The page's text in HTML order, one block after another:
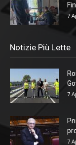
7
Notizie Più Lette
7
7